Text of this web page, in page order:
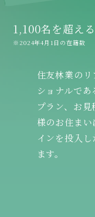
1,100名を超え
※2024年4月1日の在籍数
住友林業の
ショナルで
プラン、お
様のお住ま
インを投入
ます。